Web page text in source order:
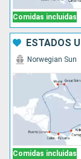
Comidas incluidas
Comidas incluidas
Norwegian Sun